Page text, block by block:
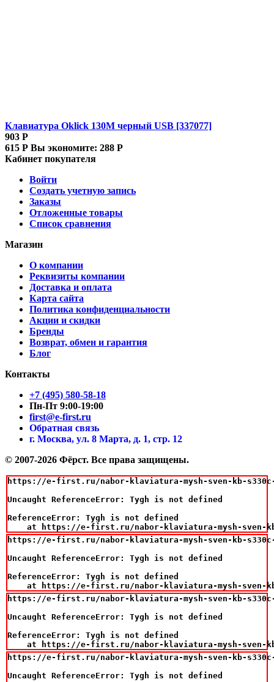
Клавиатура Oklick 130M черный USB [337077]
903 Р
615 Р Вы экономите: 288 Р
Кабинет покупателя
Войти
Создать учетную запись
Заказы
Отложенные товары
Список сравнения
Магазин
О компании
Реквизиты компании
Доставка и оплата
Карта сайта
Политика конфиденциальности
Акции и скидки
Бренды
Возврат, обмен и гарантия
Блог
Контакты
+7 (495) 580-58-18
Пн-Пт 9:00-19:00
first@e-first.ru
Обратная связь
г. Москва, ул. 8 Марта, д. 1, стр. 12
© 2007-2026 Фёрст. Все права защищены.
https://e-first.ru/nabor-klaviatura-mysh-sven-kb-
Uncaught ReferenceError: Tygh is not defined
ReferenceError: Tygh is not defined
at https://e-first.ru/nabor-klaviatura-mysh-
https://e-first.ru/nabor-klaviatura-mysh-sven-kb-s330c-
Uncaught ReferenceError: Tygh is not defined
ReferenceError: Tygh is not defined
at https://e-first.ru/nabor-klaviatura-mysh-
https://e-first.ru/nabor-klaviatura-mysh-sven-kb-
Uncaught ReferenceError: Tygh is not defined
ReferenceError: Tygh is not defined
at https://e-first.ru/nabor-klaviatura-mysh-
https://e-first.ru/nabor-klaviatura-mysh-sven-kb-s330c-
Uncaught ReferenceError: Tygh is not defined